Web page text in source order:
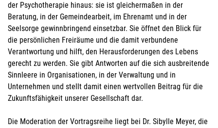
der Psychotherapie hinaus: sie ist gleichermaßen in der
Beratung, in der Gemeindearbeit, im Ehrenamt und in der
Seelsorge gewinnbringend einsetzbar. Sie öffnet den Blick für
die persönlichen Freiräume und die damit verbundene
Verantwortung und hilft, den Herausforderungen des Lebens
gerecht zu werden. Sie gibt Antworten auf die sich ausbreitende
Sinnleere in Organisationen, in der Verwaltung und in
Unternehmen und stellt damit einen wertvollen Beitrag für die
Zukunftsfähigkeit unserer Gesellschaft dar.
Die Moderation der Vortragsreihe liegt bei Dr. Sibylle Meyer, die